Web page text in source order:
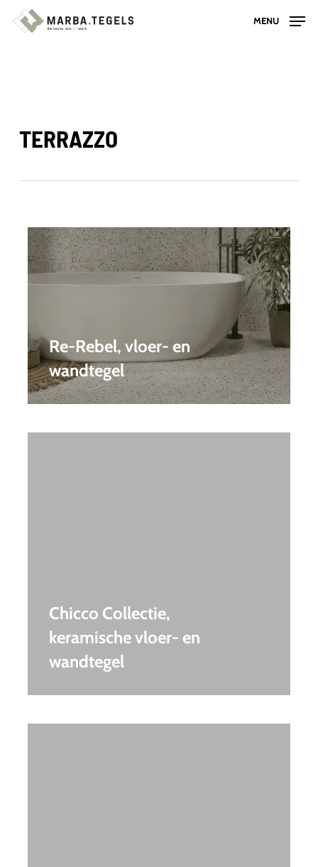
Skip
MENU
TERRAZZO
Re-Rebel, vloer- en
wandtegel
Chicco Collectie,
keramische vloer- en
wandtegel